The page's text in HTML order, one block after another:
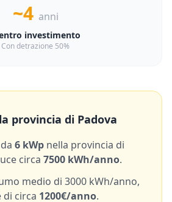
~4 anni
investimento
Con detrazione 50%
provincia di Padova
6 kWp nella provincia di
circa 7500 kWh/anno.
medio di 3000 kWh/anno,
di circa 1200€/anno.